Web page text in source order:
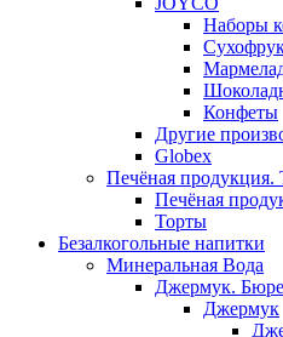
Наборы
Конфеты
Другие
Globex
Печёная продукция.
Печёная
Торты
Безалкогольные напитки
Минеральная Вода
Джермук.
Джермук